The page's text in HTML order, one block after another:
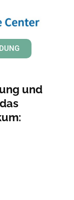
und